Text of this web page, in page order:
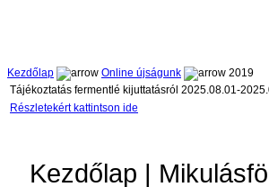
Kezdőlap Online újságunk
2019
Tájékoztatás fermentlé kijuttatásról 2025.08.01-
Részletekért kattintson ide
Kezdőlap |